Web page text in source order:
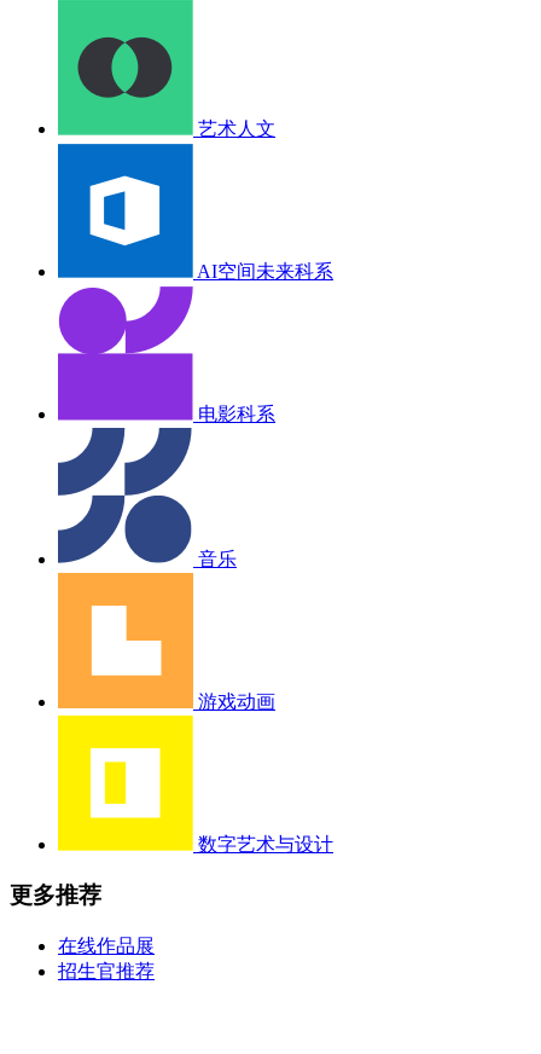
艺术人文
AI空间未来科系
电影科系
音乐
游戏动画
数字艺术与设计
更多推荐
在线作品展
招生官推荐